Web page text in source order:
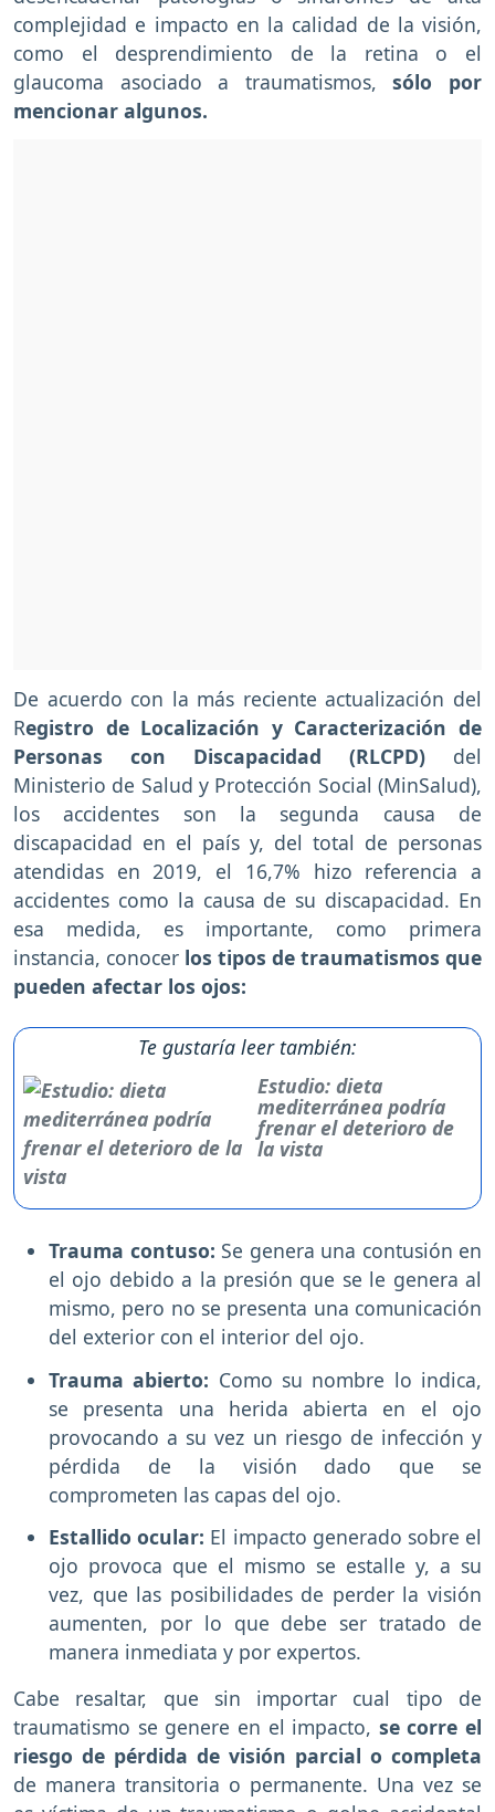
complejidad e impacto en la calidad de la visión,
como el desprendimiento de la retina o el
glaucoma asociado a traumatismos,sólo por
mencionar algunos.
De acuerdo con la más reciente actualización del
Registro de Localización y Caracterización de
Personas con Discapacidad (RLCPD) del
Ministerio de Salud y Protección Social (MinSalud),
los accidentes son la segunda causa de
discapacidad en el país y, del total de personas
atendidas en 2019, el 16,7% hizo referencia a
accidentes como la causa de su discapacidad. En
esa medida, es importante, como primera
instancia, conocer los tipos de traumatismos que
pueden afectar los ojos:
Te gustaría leer también:
Estudio: dieta
mediterránea podría
frenar el deterioro de
la vista
Trauma contuso: Se genera una contusión en
el ojo debido a la presión que se le genera al
mismo, pero no se presenta una comunicación
del exterior con el interior del ojo.
Trauma abierto: Como su nombre lo indica,
se presenta una herida abierta en el ojo
provocando a su vez un riesgo de infección y
pérdida de la visión dado que se
comprometen las capas del ojo.
Estallido ocular: El impacto generado sobre el
ojo provoca que el mismo se estalle y, a su
vez, que las posibilidades de perder la visión
aumenten, por lo que debe ser tratado de
manera inmediata y por expertos.
Cabe resaltar, que sin importar cual tipo de
traumatismo se genere en el impacto, se corre el
riesgo de pérdida de visión parcial o completa
de manera transitoria o permanente. Una vez se